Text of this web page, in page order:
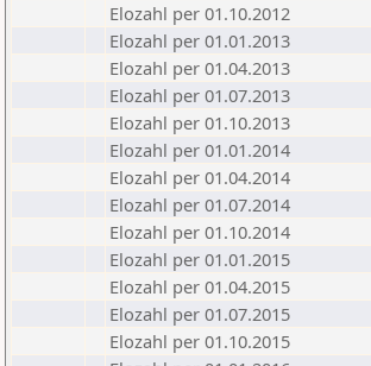
Elozahl per 01.10.2012
Elozahl per 01.01.2013
Elozahl per 01.04.2013
Elozahl per 01.07.2013
Elozahl per 01.10.2013
Elozahl per 01.01.2014
Elozahl per 01.04.2014
Elozahl per 01.07.2014
Elozahl per 01.10.2014
Elozahl per 01.01.2015
Elozahl per 01.04.2015
Elozahl per 01.07.2015
Elozahl per 01.10.2015